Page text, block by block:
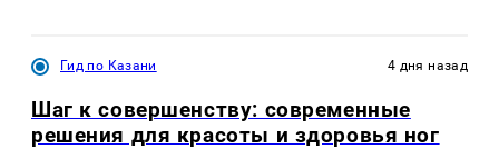
Гид по Казани 4 дня назад
Шаг к совершенству: современные
решения для красоты и здоровья ног